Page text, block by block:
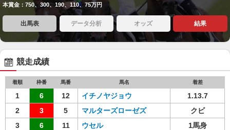
本賞金：750、300、190、110、75万円
出馬表 データ分析 オッズ 結果
競走成績
着順 枠番 馬番 馬名 着差
1 6 12 イチノヤジョウ
1.13.7
2
3 5 マルターズローゼズ
クビ
3
6 11 ウセル
1馬身